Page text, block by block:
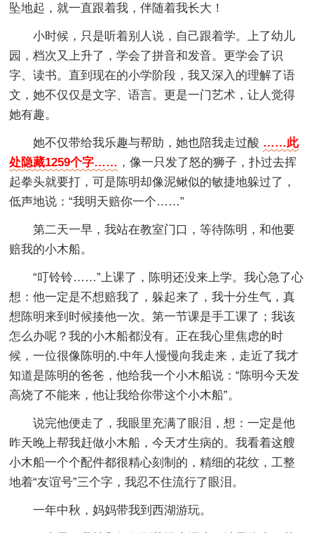
坠地起，就一直跟着我，伴随着我长大！
小时候，只是听着别人说，自己跟着学。上了幼儿
园，档次又上升了，学会了拼音和发音。更学会了识
字、读书。直到现在的小学阶段，我又深入的理解了语
文，她不仅仅是文字、语言。更是一门艺术，让人觉得
她有趣。
她不仅带给我乐趣与帮助，她也陪我走过酸 ……此
处隐藏1259个字…… ，像一只发了怒的狮子，扑过去挥
起拳头就要打，可是陈明却像泥鳅似的敏捷地躲过了，
低声地说：“我明天赔你一个……”
第二天一早，我站在教室门口，等待陈明，和他要
赔我的小木船。
“叮铃铃……”上课了，陈明还没来上学。我心急了心
想：他一定是不想赔我了，躲起来了，我十分生气，真
想陈明来到时候揍他一次。第一节课是手工课了；我该
怎么办呢？我的小木船都没有。正在我心里焦虑的时
候，一位很像陈明的.中年人慢慢向我走来，走近了我才
知道是陈明的爸爸，他给我一个小木船说：“陈明今天发
高烧了不能来，他让我给你带这个小木船”。
说完他便走了，我眼里充满了眼泪，想：一定是他
昨天晚上帮我赶做小木船，今天才生病的。我看着这艘
小木船一个个配件都很精心刻制的，精细的花纹，工整
地着“友谊号”三个字，我忍不住流行了眼泪。
一年中秋，妈妈带我到西湖游玩。